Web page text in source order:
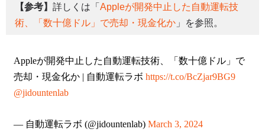
【参考】 詳しくは「 Appleが開発中止した自動運転技
術、「数十億ドル」で売却・現金化か 」を参照。
Appleが開発中止した自動運転技術、「数十億ドル」で
売却・現金化か | 自動運転ラボ https://t.co/BcZjar9BG9
@jidountenlab
— 自動運転ラボ (@jidountenlab) March 3, 2024